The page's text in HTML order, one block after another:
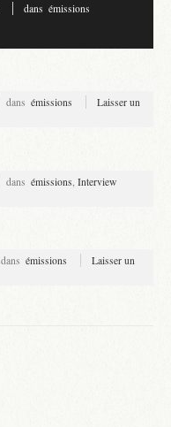
dans émissions
dans émissions
Laisser un
dans émissions Interview
dans émissions
Laisser un